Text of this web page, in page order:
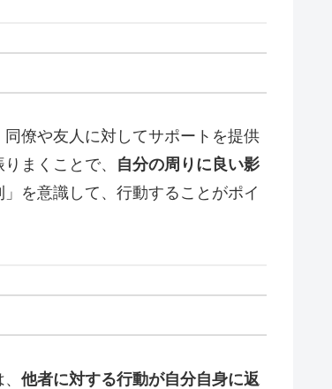
僚や友人に対してサポートを提供
まくことで、
自分の周りに良い影
を意識して、行動することがポイ
他者に対する行動が自分自身に返